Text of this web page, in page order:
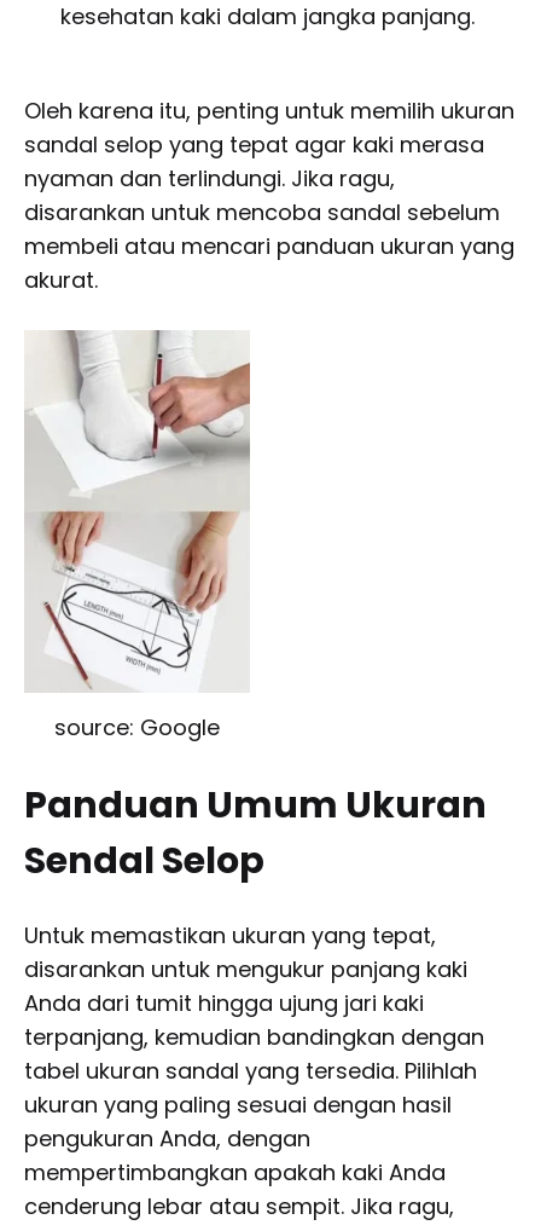
kesehatan kaki dalam jangka panjang.
Oleh karena itu, penting untuk memilih ukuran
sandal selop yang tepat agar kaki merasa
nyaman dan terlindungi. Jika ragu,
disarankan untuk mencoba sandal sebelum
membeli atau mencari panduan ukuran yang
akurat.
source: Google
Panduan Umum Ukuran
Sendal Selop
Untuk memastikan ukuran yang tepat,
disarankan untuk mengukur panjang kaki
Anda dari tumit hingga ujung jari kaki
terpanjang, kemudian bandingkan dengan
tabel ukuran sandal yang tersedia. Pilihlah
ukuran yang paling sesuai dengan hasil
pengukuran Anda, dengan
mempertimbangkan apakah kaki Anda
cenderung lebar atau sempit. Jika ragu,